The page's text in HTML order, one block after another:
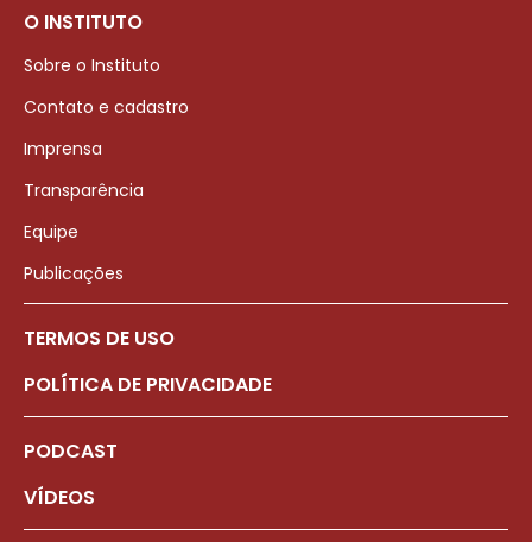
O INSTITUTO
Sobre o Instituto
Contato e cadastro
Imprensa
Transparência
Equipe
Publicações
TERMOS DE USO
POLÍTICA DE PRIVACIDADE
PODCAST
VÍDEOS